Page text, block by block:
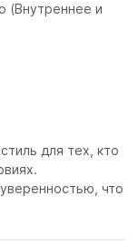
(Внутреннее и
для тех, кто
что